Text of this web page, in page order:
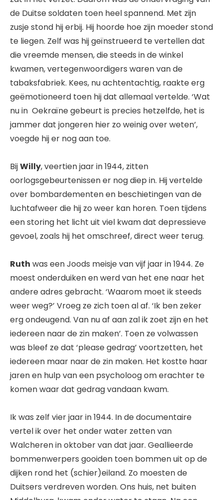
de Duitse soldaten toen heel spannend. Met zijn
zusje stond hij erbij. Hij hoorde hoe zijn moeder stond
te liegen. Zelf was hij geïnstrueerd te vertellen dat
die vreemde mensen, die steeds in de winkel
kwamen, vertegenwoordigers waren van de
tabaksfabriek. Kees, nu achtentachtig, raakte erg
geëmotioneerd toen hij dat allemaal vertelde. ‘Wat
nu in Oekraïne gebeurt is precies hetzelfde, het is
jammer dat jongeren hier zo weinig over weten’,
voegde hij er nog aan toe.
BijWilly, veertien jaar in 1944, zitten
oorlogsgebeurtenissen er nog diep in. Hij vertelde
over bombardementen en beschietingen van de
luchtafweer die hij zo weer kan horen. Toen tijdens
een storing het licht uit viel kwam dat depressieve
gevoel, zoals hij het omschreef, direct weer terug.
Ruth was een Joods meisje van vijf jaar in 1944. Ze
moest onderduiken en werd van het ene naar het
andere adres gebracht. ‘Waarom moet ik steeds
weer weg?’ Vroeg ze zich toen al af. ‘Ik ben zeker
erg ondeugend. Van nu af aan zal ik zoet zijn en het
iedereen naar de zin maken’. Toen ze volwassen
was bleef ze dat ‘please gedrag’ voortzetten, het
iedereen maar naar de zin maken. Het kostte haar
jaren en hulp van een psycholoog om erachter te
komen waar dat gedrag vandaan kwam.
Ik was zelf vier jaar in 1944. In de documentaire
vertel ik over het onder water zetten van
Walcheren in oktober van dat jaar. Geallieerde
bommenwerpers gooiden toen bommen uit op de
dijken rond het (schier)eiland. Zo moesten de
Duitsers verdreven worden. Ons huis, net buiten